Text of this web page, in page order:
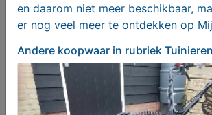
Te huur: trilplaat 10 kn
€ 30,00
en daarom niet meer beschikbaar,
er nog veel meer te ontdekken op
Andere koopwaar in rubriek Tuinieren